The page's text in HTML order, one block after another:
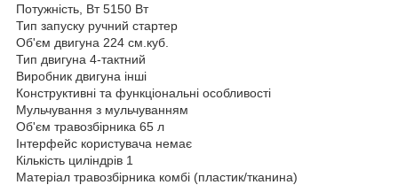
Потужність, Вт 5150 Вт
Тип запуску ручний стартер
Об'єм двигуна 224 см.куб.
Тип двигуна 4-тактний
Виробник двигуна інші
Конструктивні та функціональні особливості
Мульчування з мульчуванням
Об'єм травозбірника 65 л
Інтерфейс користувача немає
Кількість циліндрів 1
Матеріал травозбірника комбі (пластик/тканина)